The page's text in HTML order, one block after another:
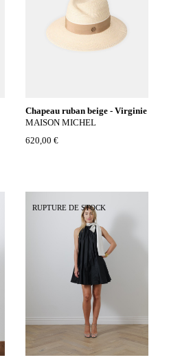
Chapeau ruban beige - Virginie
MAISON MICHEL
620,00 €
RUPTURE DE STOCK